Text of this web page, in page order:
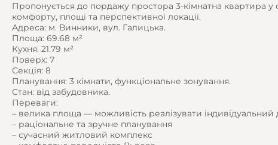
Пропонується до пордажу простора 3-кімнатна квартира
комфорту, площі та перспективної локації.
Адреса: м. Винники, вул. Галицька.
Площа: 69.68 м²
Кухня: 21.79 м²
Поверх: 7
Секція: 8
Планування: 3 кімнати, функціональне зонування.
Стан: від забудовника.
Переваги:
– велика площа — можливість реалізувати індивідуальний
– раціональне та зручне планування
– сучасний житловий комплекс